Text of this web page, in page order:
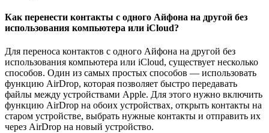
Как перенести контакты с одного Айфона на другой без
использования компьютера или iCloud?
Для переноса контактов с одного Айфона на другой без
использования компьютера или iCloud, существует несколько
способов. Один из самых простых способов — использовать
функцию AirDrop, которая позволяет быстро передавать
файлы между устройствами Apple. Для этого нужно включить
функцию AirDrop на обоих устройствах, открыть контакты на
старом устройстве, выбрать нужные контакты и отправить их
через AirDrop на новый устройство.